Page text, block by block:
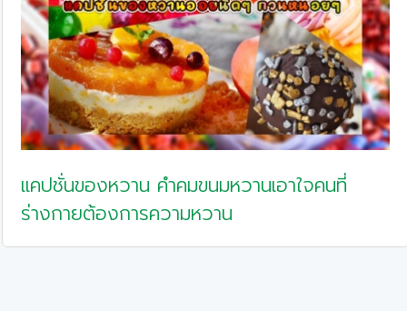
แคปชั่นของหวาน คำคมขนมหวานเอาใจคนที่
ร่างกายต้องการความหวาน